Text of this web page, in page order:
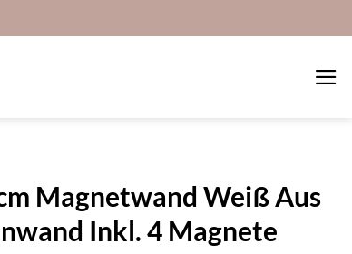
Magnetwand Weiß Aus
Inkl. 4 Magnete